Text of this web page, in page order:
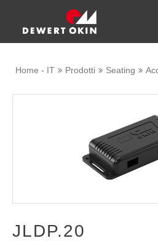
Home - IT Prodotti Seating
JLDP.20